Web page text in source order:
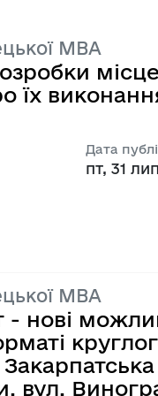
про
МВА
їх
Дата
пт, 31
МВА
нові
вул.